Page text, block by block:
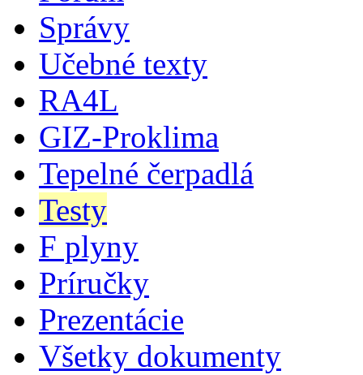
Správy
Učebné texty
RA4L
GIZ-Proklima
Tepelné čerpadlá
Testy
F plyny
Príručky
Prezentácie
Všetky dokumenty